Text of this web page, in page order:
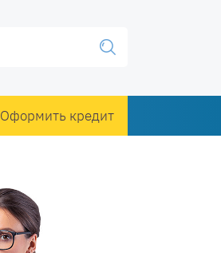
Оформить кредит